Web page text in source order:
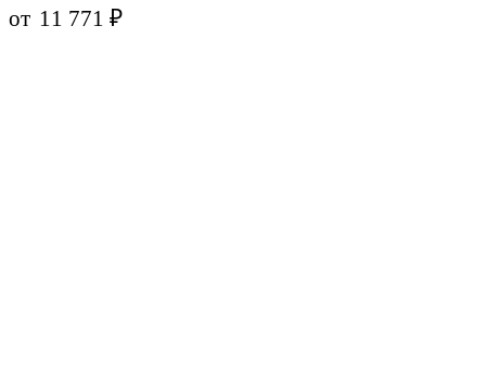
от 11 771₽